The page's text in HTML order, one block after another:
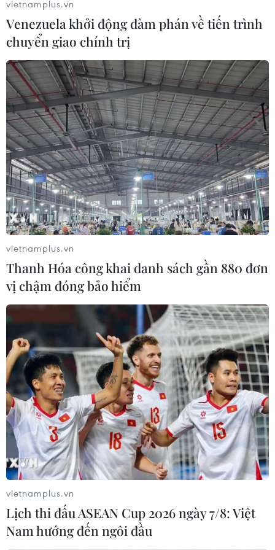
vietnamplus.vn
Venezuela khởi động đàm phán về tiến trình
chuyển giao chính trị
vietnamplus.vn
Thanh Hóa công khai danh sách gần 880 đơn
vị chậm đóng bảo hiểm
vietnamplus.vn
Lịch thi đấu ASEAN Cup 2026 ngày 7/8: Việt
Nam hướng đến ngôi đầu